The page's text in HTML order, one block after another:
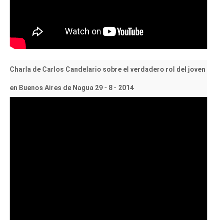
Charla de Carlos Candelario sobre el verdadero rol del joven
en Buenos Aires de Nagua 29 - 8 - 2014